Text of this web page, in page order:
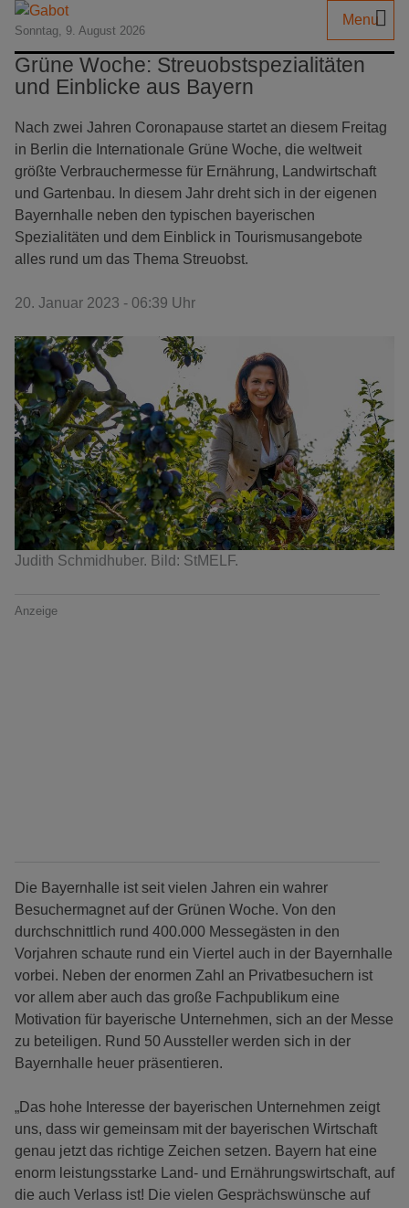
Sonntag, 9. August 2026
Menu
Grüne Woche: Streuobstspezialitäten
und Einblicke aus Bayern
Nach zwei Jahren Coronapause startet an diesem Freitag
in Berlin die Internationale Grüne Woche, die weltweit
größte Verbrauchermesse für Ernährung, Landwirtschaft
und Gartenbau. In diesem Jahr dreht sich in der eigenen
Bayernhalle neben den typischen bayerischen
Spezialitäten und dem Einblick in Tourismusangebote
alles rund um das Thema Streuobst.
20. Januar 2023 - 06:39 Uhr
Judith Schmidhuber. Bild: StMELF.
Anzeige
Die Bayernhalle ist seit vielen Jahren ein wahrer
Besuchermagnet auf der Grünen Woche. Von den
durchschnittlich rund 400.000 Messegästen in den
Vorjahren schaute rund ein Viertel auch in der Bayernhalle
vorbei. Neben der enormen Zahl an Privatbesuchern ist
vor allem aber auch das große Fachpublikum eine
Motivation für bayerische Unternehmen, sich an der Messe
zu beteiligen. Rund 50 Aussteller werden sich in der
Bayernhalle heuer präsentieren.
„Das hohe Interesse der bayerischen Unternehmen zeigt
uns, dass wir gemeinsam mit der bayerischen Wirtschaft
genau jetzt das richtige Zeichen setzen. Bayern hat eine
enorm leistungsstarke Land- und Ernährungswirtschaft, auf
die auch Verlass ist! Die vielen Gesprächswünsche auf